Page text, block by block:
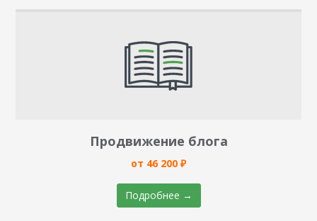
Продвижение блога
от 46 200 ₽
Подробнее →